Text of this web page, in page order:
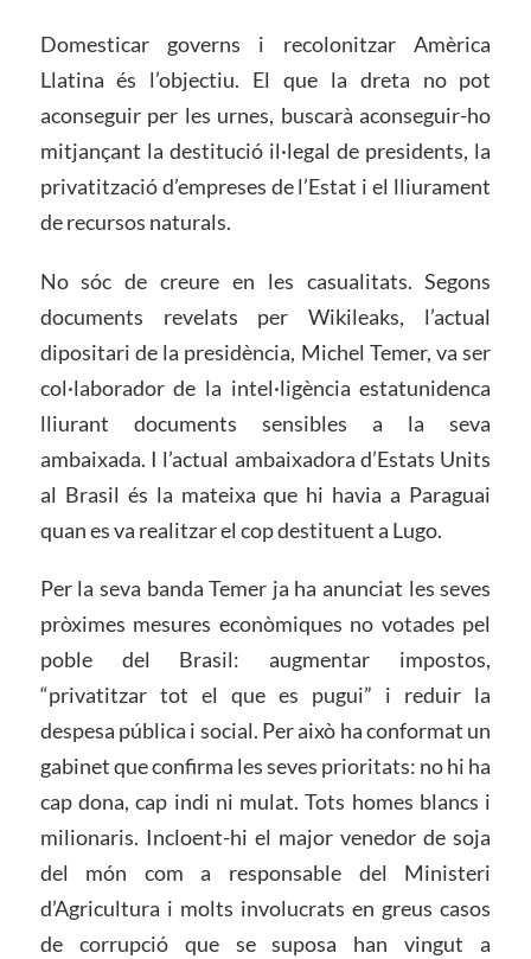
Domesticar governs i recolonitzar Amèrica
Llatina és l’objectiu. El que la dreta no pot
aconseguir per les urnes, buscarà aconseguir-ho
mitjançant la destitució il·legal de presidents, la
privatització d’empreses de l’Estat i el lliurament
de recursos naturals.
No sóc de creure en les casualitats. Segons
documents revelats per Wikileaks, l’actual
dipositari de la presidència, Michel Temer, va ser
col·laborador de la intel·ligència estatunidenca
lliurant documents sensibles a la seva
ambaixada. I l’actual ambaixadora d’Estats Units
al Brasil és la mateixa que hi havia a Paraguai
quan es va realitzar el cop destituent a Lugo.
Per la seva banda Temer ja ha anunciat les seves
pròximes mesures econòmiques no votades pel
poble del Brasil: augmentar impostos,
“privatitzar tot el que es pugui” i reduir la
despesa pública i social. Per això ha conformat un
gabinet que confirma les seves prioritats: no hi ha
cap dona, cap indi ni mulat. Tots homes blancs i
milionaris. Incloent-hi el major venedor de soja
del món com a responsable del Ministeri
d’Agricultura i molts involucrats en greus casos
de corrupció que se suposa han vingut a